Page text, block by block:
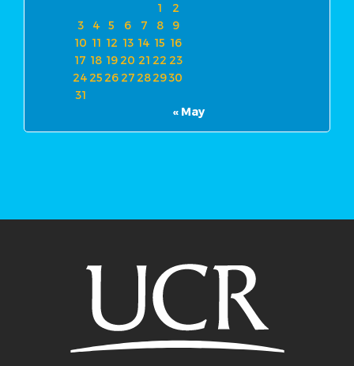
1
2
3
4 5 6 7 8
9
10 11 12 13 14 15 16
17 18 19 20 21 22 23
24 25 26 27 282930
31
« May